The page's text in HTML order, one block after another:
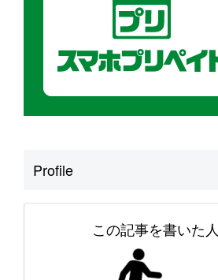
Profile
この記事を書いた人